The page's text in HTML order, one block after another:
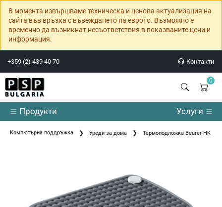
В момента извършваме техническа и ценова актуализация на
сайта във връзка с въвеждането на еврото. Възможно е
временно да възникнат несъответствия в показваните цени и
информация.
+359 (2) 439 40 70 Контакти
0
Продукти Услуги
Компютърна поддръжка Уреди за дома Термоподложка Beurer HK SE